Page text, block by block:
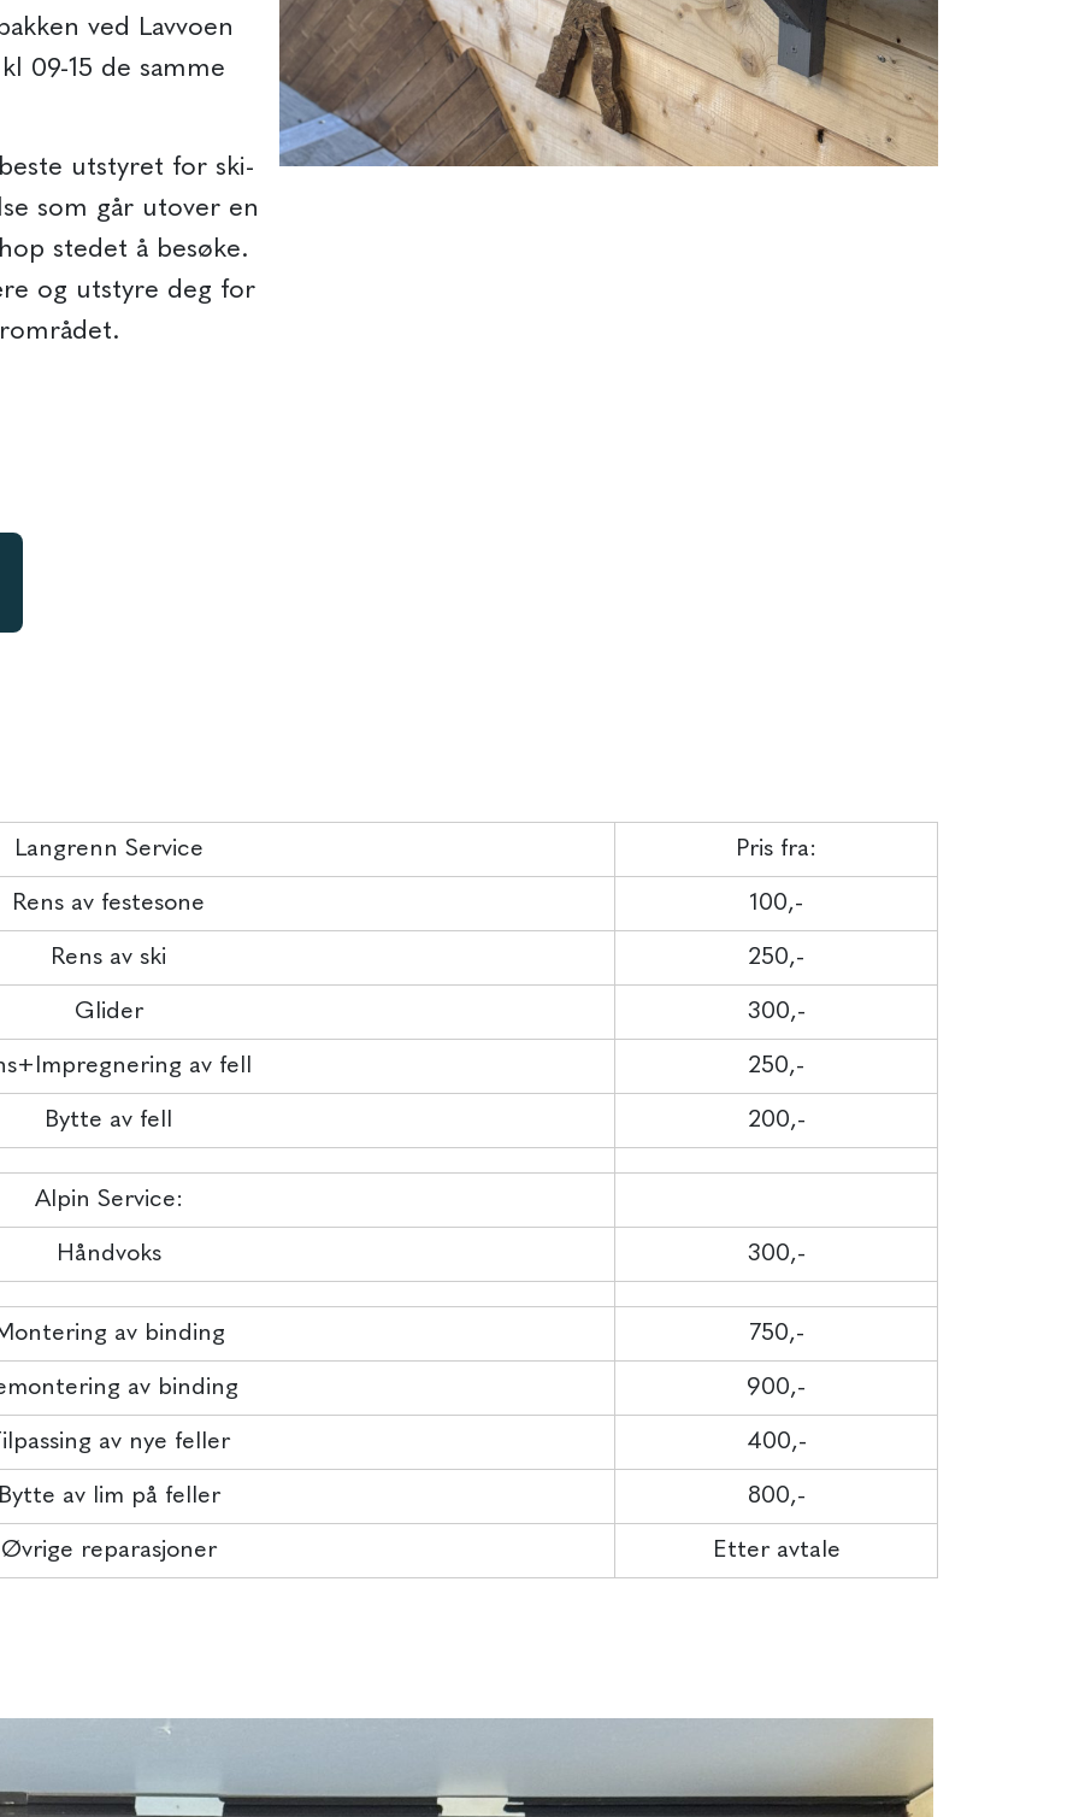
ved Lavvoen
09-15 de samme
utstyret for ski-
som går utover en
stedet å besøke.
og utstyre deg for
Langrenn Service Pris fra:
Rens av festesone 100,-
Rens av ski 250,-
Glider 300,-
av fell 250,-
Bytte av fell 200,-
Alpin Service:
Håndvoks 300,-
av binding 750,-
av binding 900,-
av nye feller 400,-
av lim på feller 800,-
Øvrige reparasjoner Etter avtale